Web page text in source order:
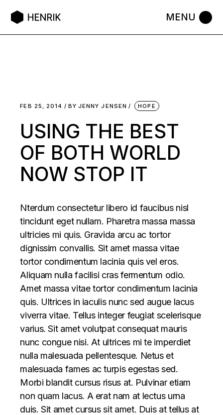
FEB 25, 2014 BY JENNY JENSEN HOPE
USING THE BEST
OF BOTH WORLD
NOW STOP IT
Nterdum consectetur libero id faucibus nisl
tincidunt eget nullam. Pharetra massa massa
ultricies mi quis. Gravida arcu ac tortor
dignissim convallis. Sit amet massa vitae
tortor condimentum lacinia quis vel eros.
Aliquam nulla facilisi cras fermentum odio.
Amet massa vitae tortor condimentum lacinia
quis. Ultrices in iaculis nunc sed augue lacus
viverra vitae. Tellus integer feugiat scelerisque
varius. Sit amet volutpat consequat mauris
nunc congue nisi. At ultrices mi te imperdiet
nulla malesuada pellentesque. Netus et
malesuada fames ac turpis egestas sed.
Morbi blandit cursus risus at. Pulvinar etiam
non quam lacus. A erat nam at lectus urna
duis. Sit amet cursus sit amet. Duis at tellus at